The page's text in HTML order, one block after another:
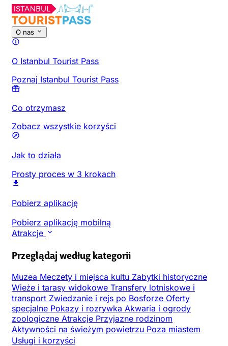
O nas
O Istanbul Tourist Pass
Poznaj Istanbul Tourist Pass
Co otrzymasz
Zobacz wszystkie korzyści
Jak to działa
Prosty proces w 3 krokach
Pobierz aplikację
Pobierz aplikację mobilną
Atrakcje
Przeglądaj według kategorii
Muzea Meczety i miejsca kultu Zabytki historyczne
Wieże i tarasy widokowe Transfery lotniskowe i
transport Zwiedzanie i rejs po Bosforze Oferty
specjalne Pokazy i rozrywka Akwaria i ogrody
zoologiczne Atrakcje Przyjazne rodzinom
Aktywności na świeżym powietrzu Poza miastem
Usługi i korzyści